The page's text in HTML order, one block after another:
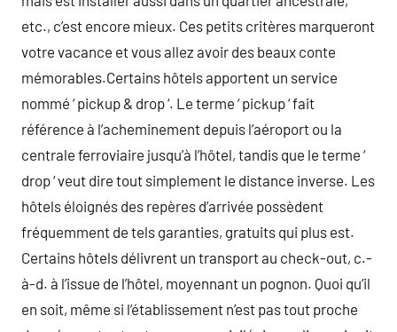
etc., c’est encore mieux. Ces petits critères marqueront
votre vacance et vous allez avoir des beaux conte
mémorables.Certains hôtels apportent un service
nommé ‘ pickup & drop ‘. Le terme ‘ pickup ‘ fait
référence à l’acheminement depuis l’aéroport ou la
centrale ferroviaire jusqu’à l’hôtel, tandis que le terme ‘
drop ‘ veut dire tout simplement le distance inverse. Les
hôtels éloignés des repères d’arrivée possèdent
fréquemment de tels garanties, gratuits qui plus est.
Certains hôtels délivrent un transport au check-out, c.-
à-d. à l’issue de l’hôtel, moyennant un pognon. Quoi qu’il
en soit, même si l’établissement n’est pas tout proche